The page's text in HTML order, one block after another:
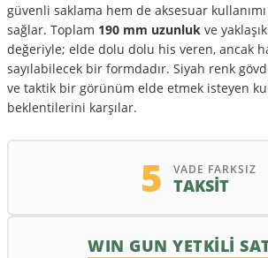
güvenli saklama hem de aksesuar kullanımı
sağlar. Toplam 190 mm uzunluk ve yaklaşık
değeriyle; elde dolu dolu his veren, ancak
sayılabilecek bir formdadır. Siyah renk
ve taktik bir görünüm elde etmek isteyen
beklentilerini karşılar.
5 VADE FARKSIZ
TAKSİT
WIN GUN YETKİLİ